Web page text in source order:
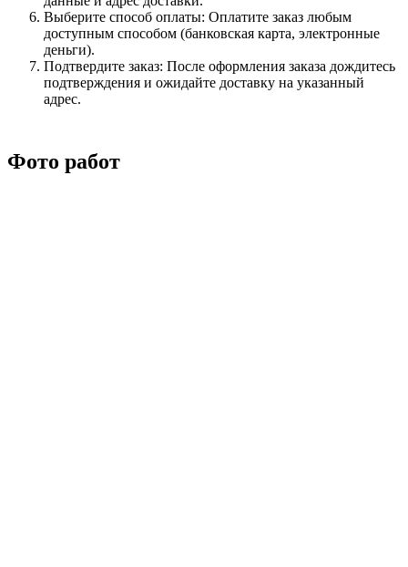
Выберите способ оплаты: Оплатите заказ любым
доступным способом (банковская карта, электронные
деньги).
Подтвердите заказ: После оформления заказа дождитесь
подтверждения и ожидайте доставку на указанный
адрес.
Фото работ